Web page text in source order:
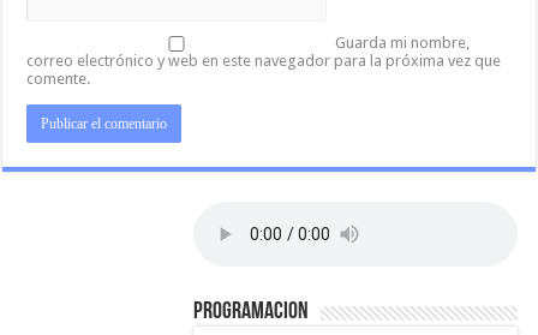
Guarda mi nombre,
correo electrónico y web en este navegador para la próxima vez que
comente.
PROGRAMACION